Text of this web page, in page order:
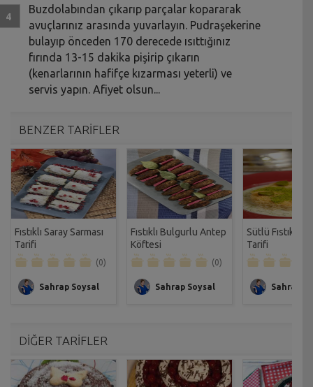
Buzdolabından çıkarıp parçalar kopararak
avuçlarınız arasında yuvarlayın. Pudraşekerine
bulayıp önceden 170 derecede ısıttığınız
fırında 13-15 dakika pişirip çıkarın
(kenarlarının hafifçe kızarması yeterli) ve
servis yapın. Afiyet olsun...
BENZER TARİFLER
Fıstıklı Saray Sarması
Tarifi
(0)
Sahrap Soysal
Fıstıklı Bulgurlu Antep
Köftesi
(0)
Sahrap Soysal
Sütlü Fıstıklı
Tarifi
Sahrap
DİĞER TARİFLER